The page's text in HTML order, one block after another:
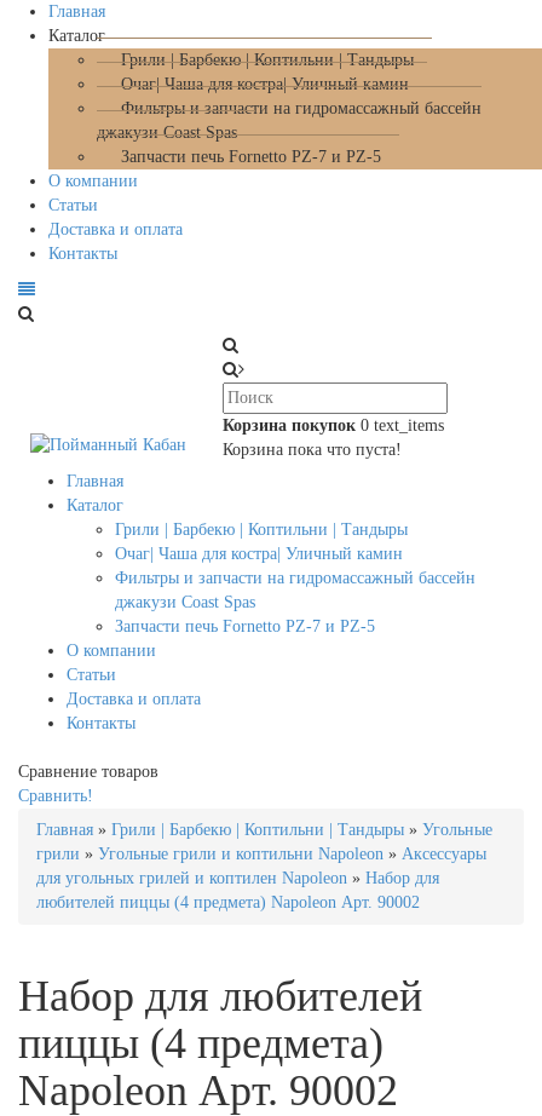
Главная
Каталог
Грили | Барбекю | Коптильни | Тандыры
Очаг| Чаша для костра| Уличный камин
Фильтры и запчасти на гидромассажный бассейн
джакузи Coast Spas
Запчасти печь Fornetto PZ-7 и PZ-5
О компании
Статьи
Доставка и оплата
Контакты
Корзина покупок 0 text_items
Корзина пока что пуста!
Главная
Каталог
Грили | Барбекю | Коптильни | Тандыры
Очаг| Чаша для костра| Уличный камин
Фильтры и запчасти на гидромассажный бассейн
джакузи Coast Spas
Запчасти печь Fornetto PZ-7 и PZ-5
О компании
Статьи
Доставка и оплата
Контакты
Сравнение товаров
Сравнить!
Главная » Грили | Барбекю | Коптильни | Тандыры » Угольные
грили » Угольные грили и коптильни Napoleon » Аксессуары
для угольных грилей и коптилен Napoleon » Набор для
любителей пиццы (4 предмета) Napoleon Арт. 90002
Набор для любителей
пиццы (4 предмета)
Napoleon Арт. 90002